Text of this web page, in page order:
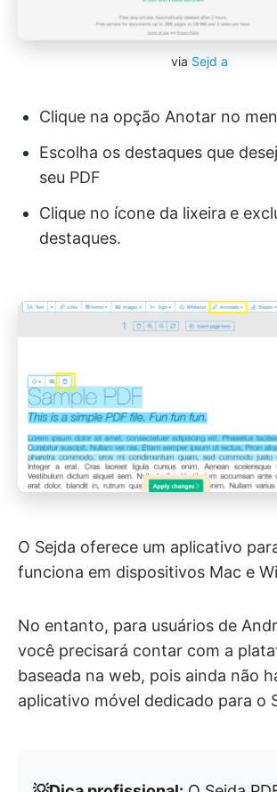
via Sejd a
Clique na opção Anotar no
Escolha os destaques que
seu PDF
Clique no ícone da lixeira e
destaques.
O Sejda oferece um aplicativo
funciona em dispositivos Mac e
No entanto, para usuários de
você precisará contar com a
baseada na web, pois ainda não
aplicativo móvel dedicado para o